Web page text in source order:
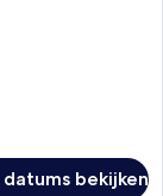
bekijken